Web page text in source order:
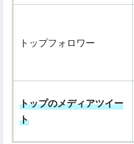
トップフォロワー
トップのメディアツイー
ト